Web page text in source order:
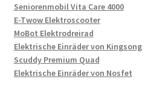
Seniorenmobil Vita Care 4000
E-Twow Elektroscooter
MoBot Elektrodreirad
Elektrische Einräder von Kingsong
Scuddy Premium Quad
Elektrische Einräder von Nosfet